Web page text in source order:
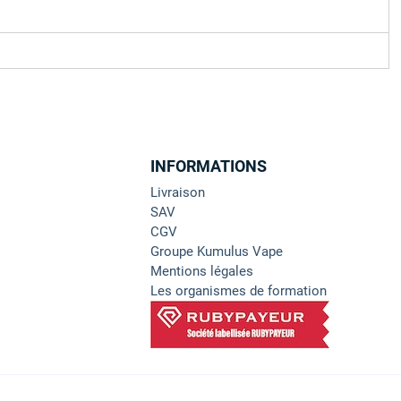
INFORMATIONS
Livraison
SAV
CGV
Groupe Kumulus Vape
Mentions légales
Les organismes de formation